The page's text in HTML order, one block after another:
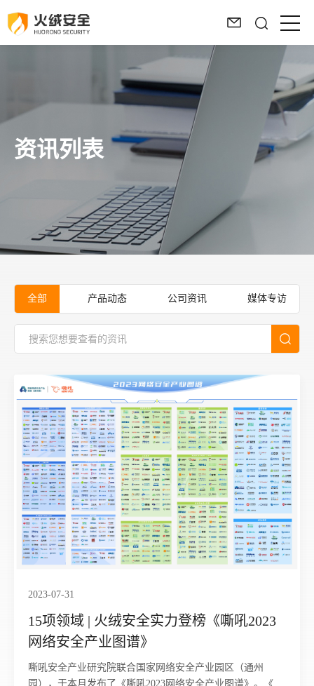
资讯列表
全部 产品动态 公司资讯 媒体专访
2023-07-31
15项领域 | 火绒安全实力登榜《嘶吼2023
网络安全产业图谱》
嘶吼安全产业研究院联合国家网络安全产业园区（通州
园），于本月发布了《嘶吼2023网络安全产业图谱》。《图